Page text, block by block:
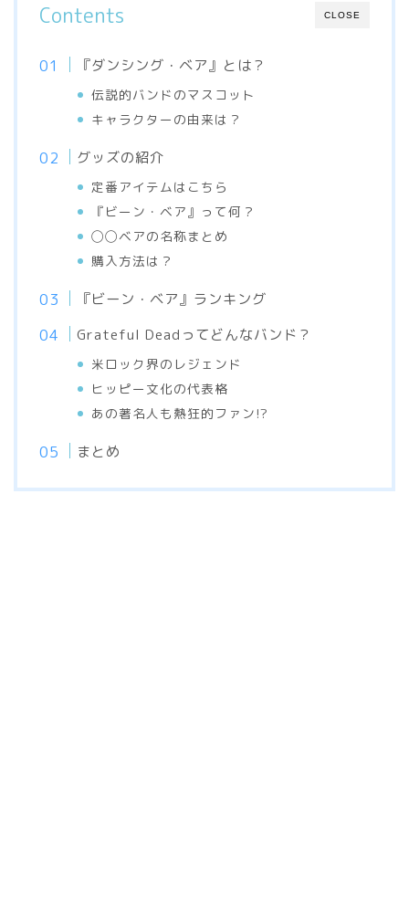
CLOSE
Contents
『ダンシング・ベア』とは？
伝説的バンドのマスコット
キャラクターの由来は？
グッズの紹介
定番アイテムはこちら
『ビーン・ベア』って何？
◯◯ベアの名称まとめ
購入方法は？
『ビーン・ベア』ランキング
Grateful Deadってどんなバンド？
米ロック界のレジェンド
ヒッピー文化の代表格
あの著名人も熱狂的ファン!?
まとめ